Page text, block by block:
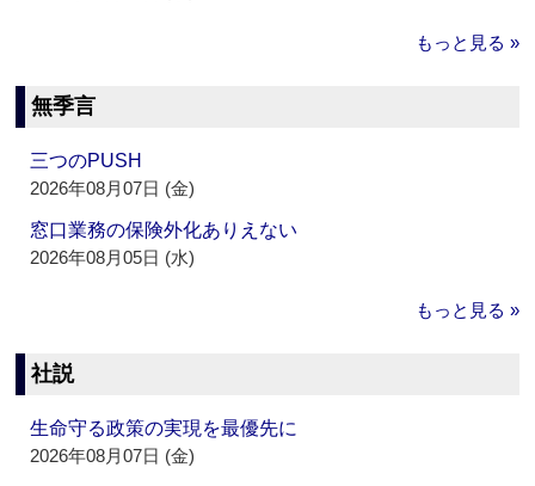
もっと見る »
無季言
三つのPUSH
2026年08月07日 (金)
窓口業務の保険外化ありえない
2026年08月05日 (水)
もっと見る »
社説
生命守る政策の実現を最優先に
2026年08月07日 (金)